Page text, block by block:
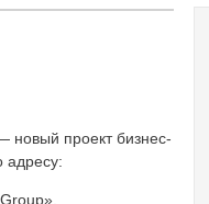
проект бизнес-
адресу: